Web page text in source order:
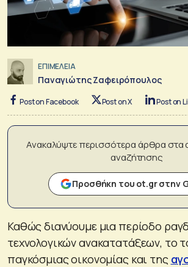
ΕΠΙΜΕΛΕΙΑ
Παναγιώτης Ζαφειρόπουλος
Post on Facebook Post on X Post on
Ανακαλύψτε περισσότερα άρθρα στα
αναζήτησης
Προσθήκη του ot.gr στην
Καθώς διανύουμε μια περίοδο
τεχνολογικών ανακατατάξεων, το
παγκόσμιας οικονομίας και της